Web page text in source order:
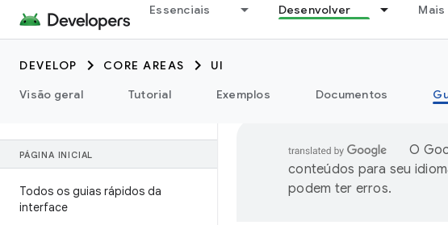
Essenciais Desenvolver Mais
DEVELOP CORE AREAS
UI
Visão geral
Tutorial Exemplos Documentos
PÁGINA INICIAL
Todos os guias rápidos da
interface
O
conteúdos para seu
podem ter erros.